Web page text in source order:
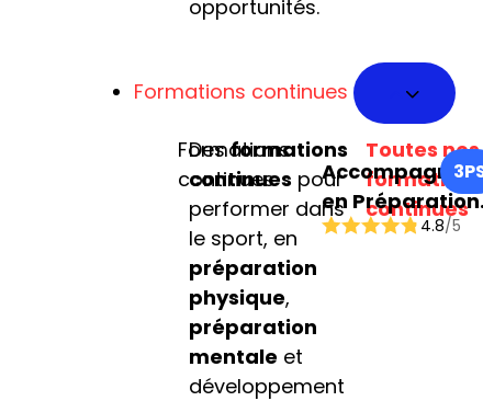
opportunités.
Formations continues
Formations
continues
Desformations
continues pour
performer dans
le sport, en
préparation
physique,
préparation
mentale et
développement
Toutes nos
formations
continues
en Préparation
Physique et
4.8/5